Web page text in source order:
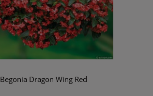
Begonia Dragon Wing Red